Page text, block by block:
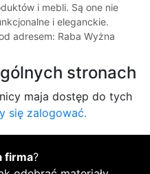
i mebli. Są one nie
i eleganckie.
adresem: Raba Wyżna
stronach
maja dostęp do tych
się zalogować.
firma?